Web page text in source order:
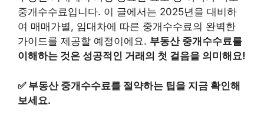
중개수수료입니다. 이 글에서는 2025년을 대비하
여 매매가별, 임대차에 따른 중개수수료의 완벽한
가이드를 제공할 예정이에요. 부동산 중개수수료를
이해하는 것은 성공적인 거래의 첫 걸음을 의미해요!
✅ 부동산 중개수수료를 절약하는 팁을 지금 확인해
보세요.